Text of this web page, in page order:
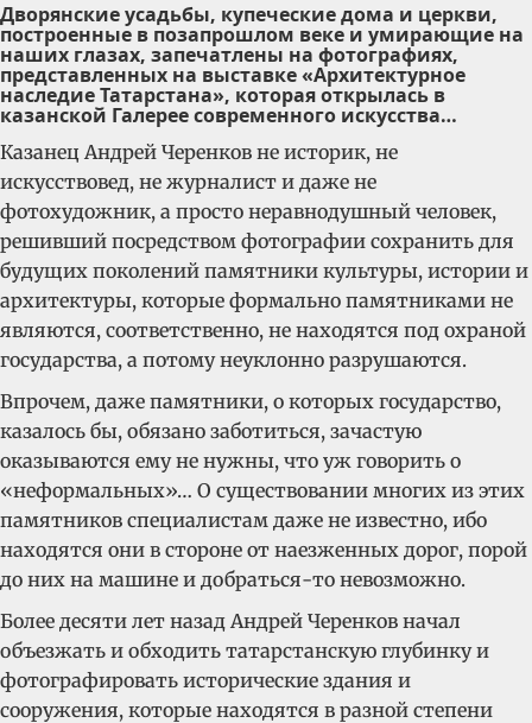
Дворянские усадьбы, купеческие дома и церкви,
построенные в позапрошлом веке и умирающие на
наших глазах, запечатлены на фотографиях,
представленных на выставке «Архитектурное
наследие Татарстана», которая открылась в
казанской Галерее современного искусства…
Казанец Андрей Черенков не историк, не
искусствовед, не журналист и даже не
фотохудожник, а просто неравнодушный человек,
решивший посредством фотографии сохранить для
будущих поколений памятники культуры, истории и
архитектуры, которые формально памятниками не
являются, соответственно, не находятся под охраной
государства, а потому неуклонно разрушаются.
Впрочем, даже памятники, о которых государство,
казалось бы, обязано заботиться, зачастую
оказываются ему не нужны, что уж говорить о
«неформальных»… О существовании многих из этих
памятников специалистам даже не известно, ибо
находятся они в стороне от наезженных дорог, порой
до них на машине и добраться-то невозможно.
Более десяти лет назад Андрей Черенков начал
объезжать и обходить татарстанскую глубинку и
фотографировать исторические здания и
сооружения, которые находятся в разной степени